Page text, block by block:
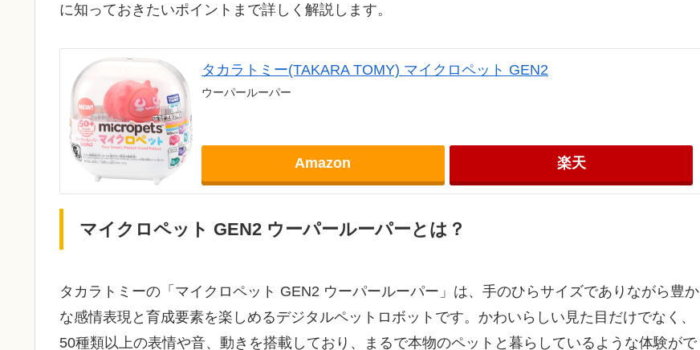
に知っておきたいポイントまで詳しく解説します。
タカラトミー(TAKARA TOMY) マイクロペット GEN2
ウーパールーパー
Amazon 楽天
マイクロペット GEN2 ウーパールーパーとは？
タカラトミーの「マイクロペット GEN2 ウーパールーパー」は、手のひらサイズでありながら豊か
な感情表現と育成要素を楽しめるデジタルペットロボットです。かわいらしい見た目だけでなく、
50種類以上の表情や音、動きを搭載しており、まるで本物のペットと暮らしているような体験がで